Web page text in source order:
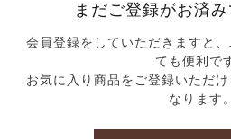
まだご登録がお済
会員登録をしていただきますと
ても便利で
お気に入り商品をご登録いただ
なります。